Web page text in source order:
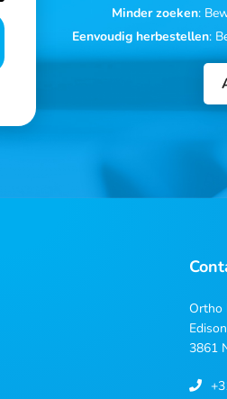
Minder zoeken:
Eenvoudig herbestellen:
Ortho
3861